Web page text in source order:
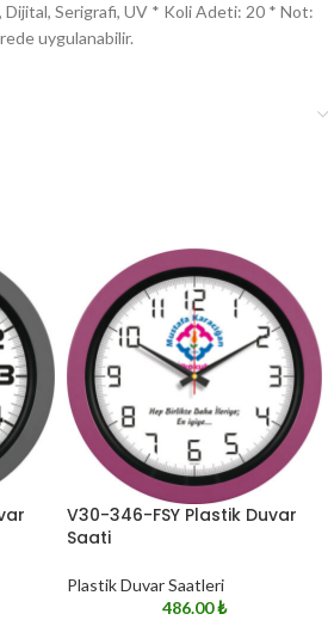
Dijital, Serigrafi, UV * Koli Adeti: 20 * Not:
uygulanabilir.
V30-346-FSY Plastik Duvar
Saati
Plastik Duvar Saatleri
486.00₺